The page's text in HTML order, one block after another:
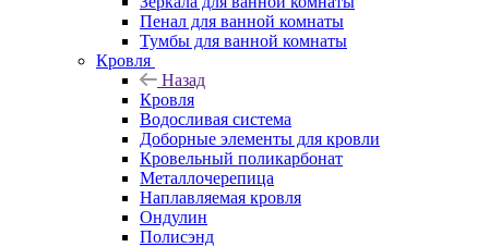
Пенал для ванной комнаты
Тумбы для ванной комнаты
Кровля
Назад
Кровля
Водосливая система
Доборные элементы для кровли
Кровельный поликарбонат
Металлочерепица
Наплавляемая кровля
Ондулин
Полисэнд